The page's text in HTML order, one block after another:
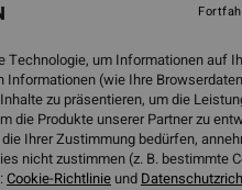
€
Farbe
Technologie, um Informationen auf
(wie Ihre
zu präsentieren, um die
die Produkte unserer Partner zu
Ihrer Zustimmung bedürfen,
nicht zustimmen (z. B. bestimmte
Cookie-Richtlinie und